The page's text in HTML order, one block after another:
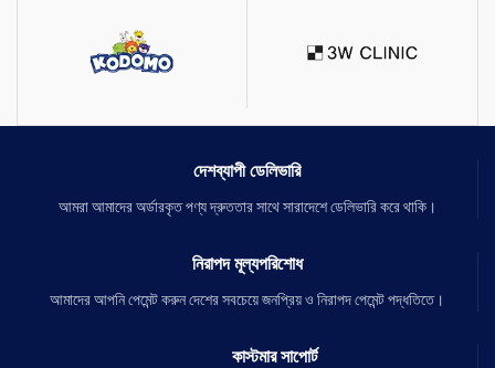
দেশব্যাপী ডেলিভারি
আমরা আমাদের অর্ডারকৃত পণ্য দ্রুততার সাথে সারাদেশে ডেলিভারি করে থাকি।
নিরাপদ মূল্যপরিশোধ
আমাদের আপনি পেমেন্ট করুন দেশের সবচেয়ে জনপ্রিয় ও নিরাপদ পেমেন্ট পদ্ধতিতে।
কাস্টমার সাপোর্ট